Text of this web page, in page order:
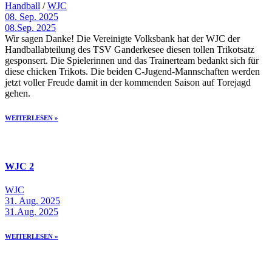
Handball /WJC
08. Sep. 2025
08.Sep. 2025
Wir sagen Danke! Die Vereinigte Volksbank hat der WJC der
Handballabteilung des TSV Ganderkesee diesen tollen Trikotsatz
gesponsert. Die Spielerinnen und das Trainerteam bedankt sich für
diese chicken Trikots. Die beiden C-Jugend-Mannschaften werden
jetzt voller Freude damit in der kommenden Saison auf Torejagd
gehen.
WEITERLESEN »
WJC 2
WJC
31. Aug. 2025
31.Aug. 2025
WEITERLESEN »